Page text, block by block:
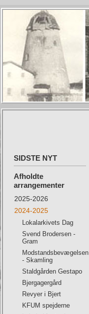
SIDSTE NYT
Afholdte
arrangementer
2025-2026
2024-2025
Lokalarkivets Dag
Svend Brodersen -
Gram
Modstandsbevægelsen
- Skamling
Staldgården Gestapo
Bjergagergård
Revyer i Bjert
KFUM spejderne